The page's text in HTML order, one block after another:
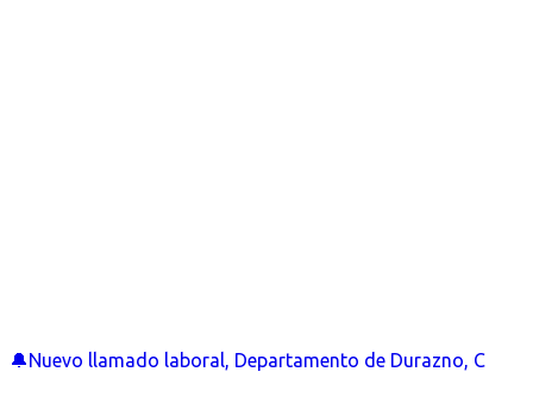
🔔Nuevo llamado laboral, Departamento de Durazno, C